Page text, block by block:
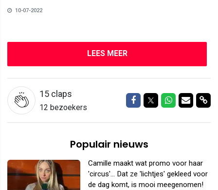
10-07-2022
LEES MEER
15 claps
12 bezoekers
Delen op Facebook
Delen op Twitter
Delen op
Delen
Populair nieuws
Camille maakt wat promo voor haar
'circus'... Dat ze 'lichtjes' gekleed voor
de dag komt, is mooi meegenomen!